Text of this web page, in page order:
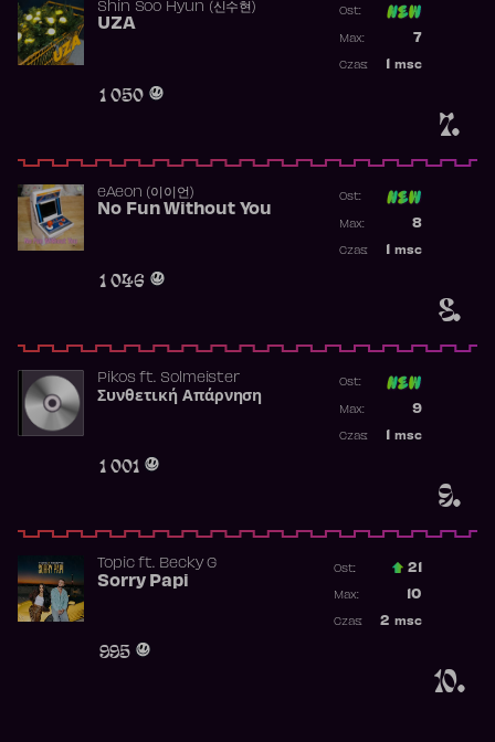
7.
Shin Soo Hyun (신수현)
UZA
1 050
Ost:
7
Max:
msc
Czas:
8.
​eAeon (이이언)
No Fun Without You
1 046
Ost:
8
Max:
msc
Czas:
9.
Pikosft. Solmeister
Συνθετική Απάρνηση
1 001
Ost:
9
Max:
msc
Czas:
10.
Topicft. Becky G
Sorry Papi
995
Ost.: 21
10
Max:
2 msc
Czas: